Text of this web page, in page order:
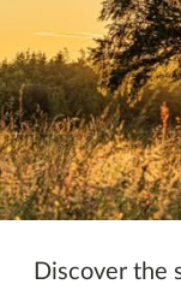
Teagmháil
Imeachtaí eile
Discover the